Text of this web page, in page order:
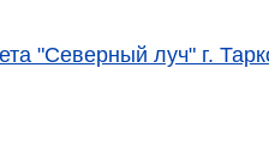
"Северный луч" г.